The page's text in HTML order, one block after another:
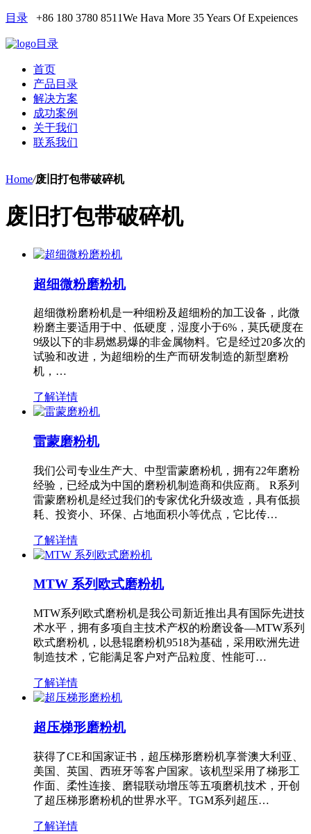
目录 +86 180 3780 8511We Hava More 35 Years Of Expeiences
目录
首页
产品目录
解决方案
成功案例
关于我们
联系我们
Home/废旧打包带破碎机
废旧打包带破碎机
超细微粉磨粉机
超细微粉磨粉机是一种细粉及超细粉的加工设备，此微
粉磨主要适用于中、低硬度，湿度小于6%，莫氏硬度在
9级以下的非易燃易爆的非金属物料。它是经过20多次的
试验和改进，为超细粉的生产而研发制造的新型磨粉
机，…
了解详情
雷蒙磨粉机
我们公司专业生产大、中型雷蒙磨粉机，拥有22年磨粉
经验，已经成为中国的磨粉机制造商和供应商。 R系列
雷蒙磨粉机是经过我们的专家优化升级改造，具有低损
耗、投资小、环保、占地面积小等优点，它比传…
了解详情
MTW 系列欧式磨粉机
MTW系列欧式磨粉机是我公司新近推出具有国际先进技
术水平，拥有多项自主技术产权的粉磨设备—MTW系列
欧式磨粉机，以悬辊磨粉机9518为基础，采用欧洲先进
制造技术，它能满足客户对产品粒度、性能可…
了解详情
超压梯形磨粉机
获得了CE和国家证书，超压梯形磨粉机享誉澳大利亚、
美国、英国、西班牙等客户国家。该机型采用了梯形工
作面、柔性连接、磨辊联动增压等五项磨机技术，开创
了超压梯形磨粉机的世界水平。TGM系列超压…
了解详情